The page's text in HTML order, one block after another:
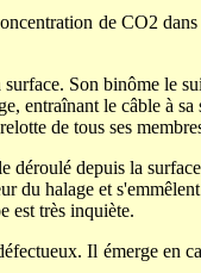
de CO2
Son binôme le
entraînant le câble à
de tous ses
depuis la
du halage et
est très inquiète.
Il émerge en